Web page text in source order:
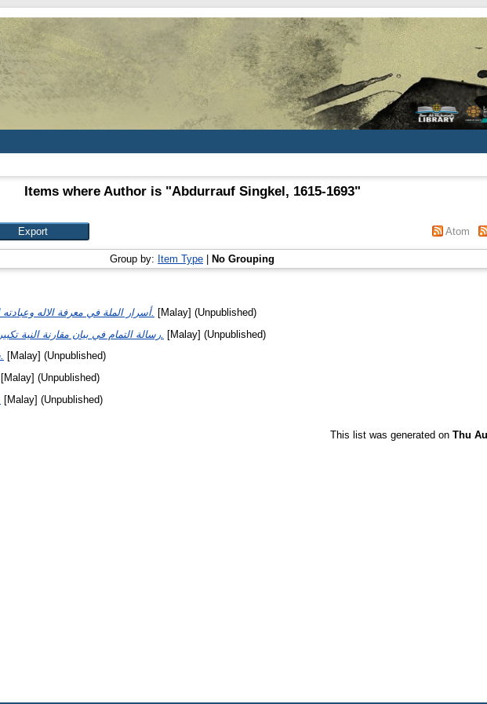
Items where Author is "Abdurrauf Singkel, 1615-1693"
Atom
Group by: Item Type No Grouping
أسرار الملة في معرفة الاله وعبادته المقصودة. [Malay] (Unpublished)
[Malay] (Unpublished)
شجرة معرفة الله. [Malay] (Unpublished)
[Malay] (Unpublished)
[Malay] (Unpublished)
This list was generated on Thu